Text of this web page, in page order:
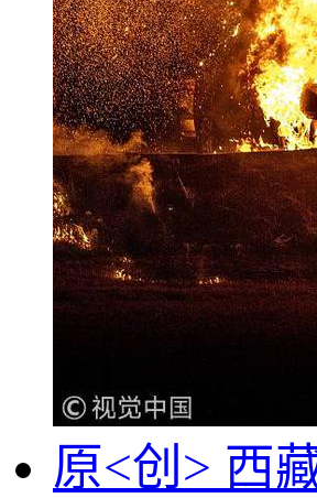
原<创> 西